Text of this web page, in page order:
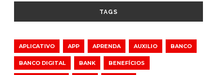
TAGS
APLICATIVO APP APRENDA AUXILIO BANCO
BANCO DIGITAL BANK BENEFÍCIOS